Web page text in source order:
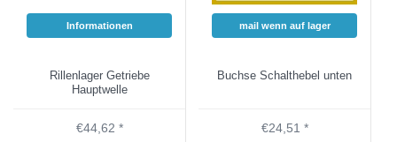
Informationen
Rillenlager Getriebe
Hauptwelle
€44,62 *
mail wenn auf lager
Buchse Schalthebel unten
€24,51 *